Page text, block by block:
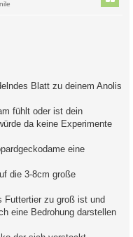
Blatt zu deinem Anolis
fühlt oder ist dein
da keine Experimente
eine
die 3-8cm große
Futtertier zu groß ist und
eine Bedrohung darstellen